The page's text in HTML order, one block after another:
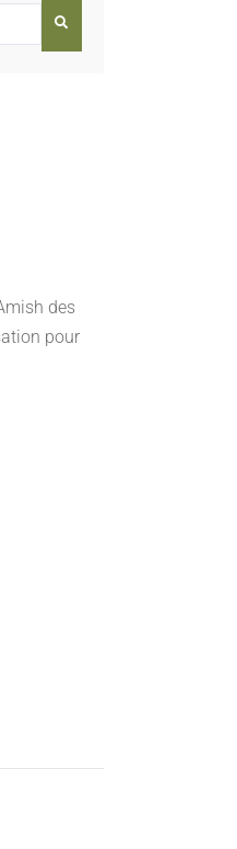
des
pour